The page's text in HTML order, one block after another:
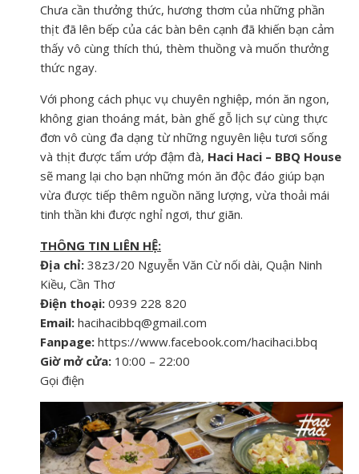
Chưa cần thưởng thức, hương thơm của những phần
thịt đã lên bếp của các bàn bên cạnh đã khiến bạn cảm
thấy vô cùng thích thú, thèm thuồng và muốn thưởng
thức ngay.
Với phong cách phục vụ chuyên nghiệp, món ăn ngon,
không gian thoáng mát, bàn ghế gỗ lịch sự cùng thực
đơn vô cùng đa dạng từ những nguyên liệu tươi sống
và thịt được tẩm ướp đậm đà, Haci Haci – BBQ House
sẽ mang lại cho bạn những món ăn độc đáo giúp bạn
vừa được tiếp thêm nguồn năng lượng, vừa thoải mái
tinh thần khi được nghỉ ngơi, thư giãn.
THÔNG TIN LIÊN HỆ:
Địa chỉ: 38z3/20 Nguyễn Văn Cừ nối dài, Quận Ninh
Kiều, Cần Thơ
Điện thoại: 0939 228 820
Email: hacihacibbq@gmail.com
Fanpage: https://www.facebook.com/hacihaci.bbq
Giờ mở cửa: 10:00 – 22:00
Gọi điện